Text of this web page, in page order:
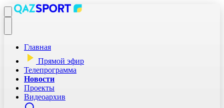
Главная
Прямой эфир
Телепрограмма
Новости
Проекты
Видеоархив